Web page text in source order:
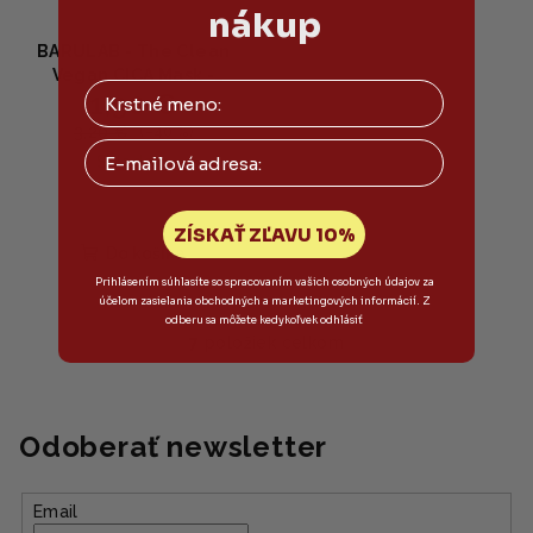
BARULAB - The Clean
Vegan CICA Mask -
Upokojujúca vegánska
maska s centellou
asiatica
1,90 €
3,20 € (–40 %)
Skladom
Do košíka
á
d
a
Odoberať newsletter
Email
nákup
Email
ZÍSKAŤ ZĽAVU 10%
Prihlásením súhlasíte so spracovaním vašich osobných údajov za
účelom zasielania obchodných a marketingových informácií. Z
odberu sa môžete kedykoľvek odhlásiť